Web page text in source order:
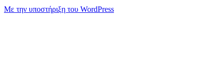
Με την υποστήριξη του WordPress